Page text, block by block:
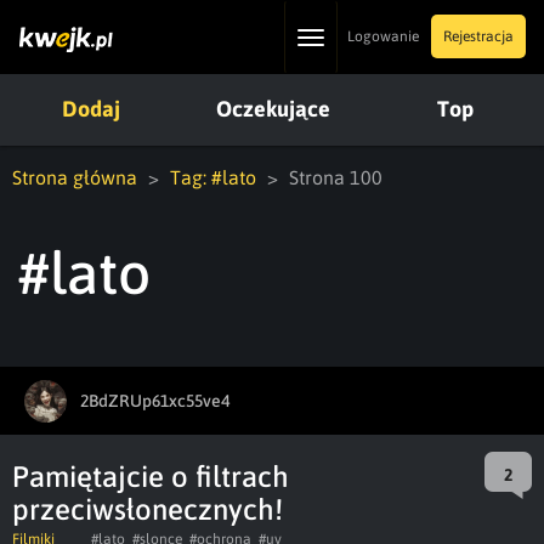
ToggleLogowanie Rejestracja
Dodaj Oczekujące Top
Strona główna Tag: #lato Strona 100
#lato
2BdZRUp61xc55ve4
Pamiętajcie o filtrach
przeciwsłonecznych!
2
Filmiki #lato #slonce #ochrona #uv